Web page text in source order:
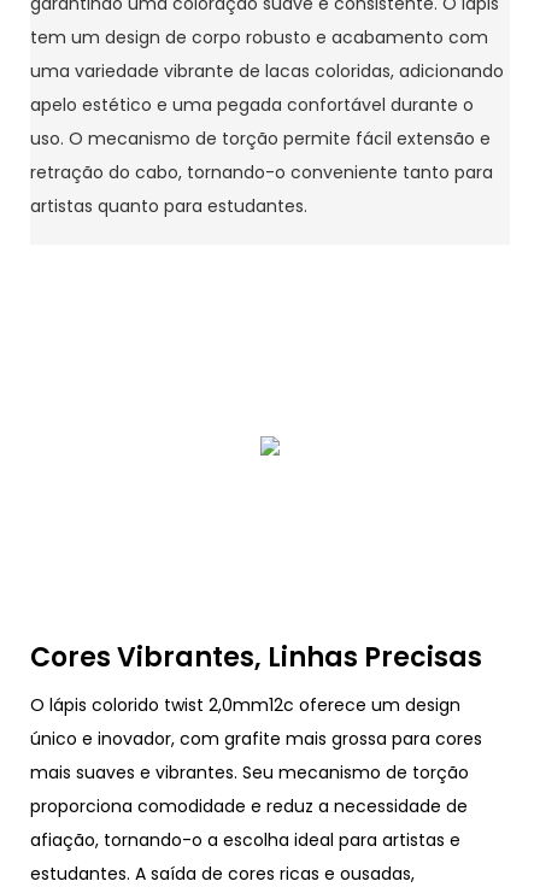
tem um design de corpo robusto e acabamento com
uma variedade vibrante de lacas coloridas, adicionando
apelo estético e uma pegada confortável durante o
uso. O mecanismo de torção permite fácil extensão e
retração do cabo, tornando-o conveniente tanto para
artistas quanto para estudantes.
Cores Vibrantes, Linhas Precisas
O lápis colorido twist 2,0mm12c oferece um design
único e inovador, com grafite mais grossa para cores
mais suaves e vibrantes. Seu mecanismo de torção
proporciona comodidade e reduz a necessidade de
afiação, tornando-o a escolha ideal para artistas e
estudantes. A saída de cores ricas e ousadas,